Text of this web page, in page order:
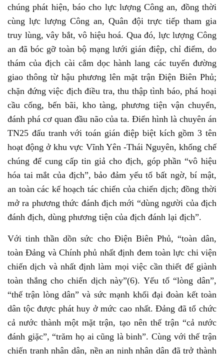
chúng phát hiện, báo cho lực lượng Công an, đồng thời
cùng lực lượng Công an, Quân đội trực tiếp tham gia
truy lùng, vây bắt, vô hiệu hoá. Qua đó, lực lượng Công
an đã bóc gỡ toàn bộ mạng lưới gián điệp, chỉ điểm, do
thám của địch cài cắm dọc hành lang các tuyến đường
giao thông từ hậu phương lên mặt trận Điện Biên Phủ;
chặn đứng việc địch điều tra, thu thập tình báo, phá hoại
cầu cống, bến bãi, kho tàng, phương tiện vận chuyển,
đánh phá cơ quan đầu não của ta. Điển hình là chuyên án
TN25 đấu tranh với toán gián điệp biệt kích gồm 3 tên
hoạt động ở khu vực Vĩnh Yên -Thái Nguyên, khống chế
chúng để cung cấp tin giả cho địch, góp phần “vô hiệu
hóa tai mắt của địch”, bảo đảm yếu tố bất ngờ, bí mật,
an toàn các kế hoạch tác chiến của chiến dịch; đồng thời
mở ra phương thức đánh địch mới “dùng người của địch
đánh địch, dùng phương tiện của địch đánh lại địch”.
Với tinh thần dồn sức cho Điện Biên Phủ, “toàn dân,
toàn Đảng và Chính phủ nhất định đem toàn lực chi viện
chiến dịch và nhất định làm mọi việc cần thiết để giành
toàn thắng cho chiến dịch này”(6). Yếu tố “lòng dân”,
“thế trận lòng dân” và sức mạnh khối đại đoàn kết toàn
dân tộc được phát huy ở mức cao nhất. Đảng đã tổ chức
cả nước thành một mặt trận, tạo nên thế trận “cả nước
đánh giặc”, “trăm họ ai cũng là binh”. Cùng với thế trận
chiến tranh nhân dân, nền an ninh nhân dân đã trở thành